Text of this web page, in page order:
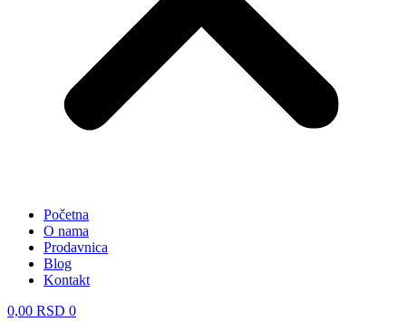
Početna
O nama
Prodavnica
Blog
Kontakt
0,00 RSD 0